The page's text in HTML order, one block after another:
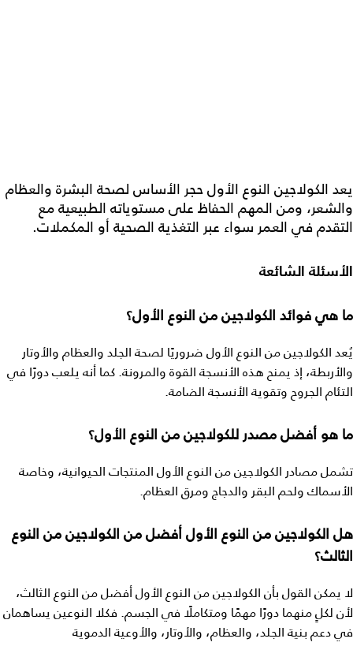
يعد الكولاجين النوع الأولحجر الأساس لصحة البشرة والعظام
والشعر، ومن المهم الحفاظ على مستوياته الطبيعية مع
التقدم في العمر سواء عبر التغذية الصحية أو المكملات.
الأسئلة الشائعة
ما هي فوائد الكولاجين من النوع الأول؟
يُعد الكولاجين من النوع الأول ضروريًا لصحة الجلد والعظام والأوتار
والأربطة، إذ يمنح هذه الأنسجة القوة والمرونة. كما أنه يلعب دورًا في
التئام الجروح وتقوية الأنسجة الضامة.
ما هو أفضل مصدر للكولاجين من النوع الأول؟
تشمل مصادر الكولاجين من النوع الأول المنتجات الحيوانية، وخاصة
الأسماك ولحم البقر والدجاج ومرق العظام.
هل الكولاجين من النوع الأول أفضل من الكولاجين من النوع
الثالث؟
لا يمكن القول بأن الكولاجين من النوع الأول أفضل من النوع الثالث،
لأن لكلٍ منهما دورًا مهمًا ومتكاملًا في الجسم. فكلا النوعين يساهمان
في دعم بنية الجلد، والعظام، والأوتار، والأوعية الدموية